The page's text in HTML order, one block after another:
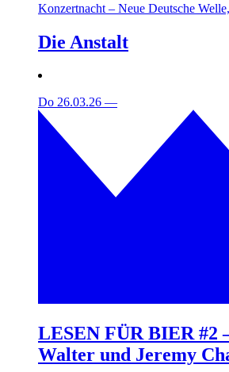
Konzertnacht – Neue Deutsche
Die Anstalt
Do 26.03.26 —
LESEN FÜR BIER #2
Walter und Jeremy